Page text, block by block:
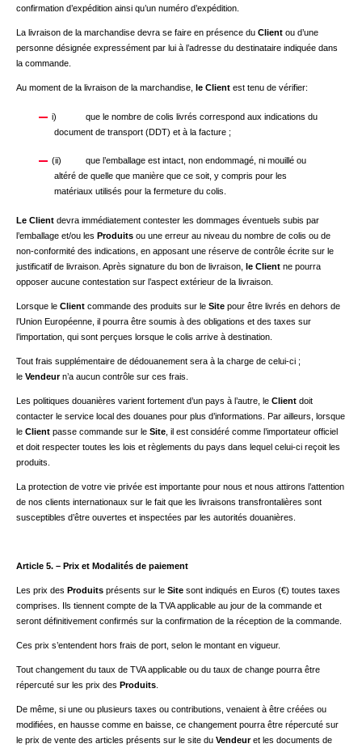
confirmation d’expédition ainsi qu’un numéro d’expédition.
La livraison de la marchandise devra se faire en présence du Client ou d’une
personne désignée expressément par lui à l’adresse du destinataire indiquée dans
la commande.
Au moment de la livraison de la marchandise, le Client est tenu de vérifier:
i) que le nombre de colis livrés correspond aux indications du
document de transport (DDT) et à la facture ;
(ii) que l’emballage est intact, non endommagé, ni mouillé ou
altéré de quelle que manière que ce soit, y compris pour les
matériaux utilisés pour la fermeture du colis.
Le Client devra immédiatement contester les dommages éventuels subis par
l’emballage et/ou les Produits ou une erreur au niveau du nombre de colis ou de
non-conformité des indications, en apposant une réserve de contrôle écrite sur le
justificatif de livraison. Après signature du bon de livraison, le Client ne pourra
opposer aucune contestation sur l’aspect extérieur de la livraison.
Lorsque le Client commande des produits sur le Site pour être livrés en dehors de
l’Union Européenne, il pourra être soumis à des obligations et des taxes sur
l’importation, qui sont perçues lorsque le colis arrive à destination.
Tout frais supplémentaire de dédouanement sera à la charge de celui-ci ;
le Vendeurn’a aucun contrôle sur ces frais.
Les politiques douanières varient fortement d’un pays à l’autre, le Client doit
contacter le service local des douanes pour plus d’informations. Par ailleurs, lorsque
le Client passe commande sur le Site , il est considéré comme l’importateur officiel
et doit respecter toutes les lois et règlements du pays dans lequel celui-ci reçoit les
produits.
La protection de votre vie privée est importante pour nous et nous attirons l’attention
de nos clients internationaux sur le fait que les livraisons transfrontalières sont
susceptibles d’être ouvertes et inspectées par les autorités douanières.
Article 5. – Prix et Modalités de paiement
Les prix des Produits présents sur le Site sont indiqués en Euros (€) toutes taxes
comprises. Ils tiennent compte de la TVA applicable au jour de la commande et
seront définitivement confirmés sur la confirmation de la réception de la commande.
Ces prix s’entendent hors frais de port, selon le montant en vigueur.
Tout changement du taux de TVA applicable ou du taux de change pourra être
répercuté sur les prix des Produits
De même, si une ou plusieurs taxes ou contributions, venaient à être créées ou
modifiées, en hausse comme en baisse, ce changement pourra être répercuté sur
le prix de vente des articles présents sur le site du Vendeuret les documents de